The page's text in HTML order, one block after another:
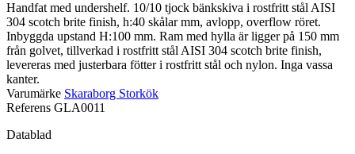
Handfat med undershelf. 10/10 tjock bänkskiva i rostfritt stål AISI
304 scotch brite finish, h:40 skålar mm, avlopp, overflow röret.
Inbyggda upstand H:100 mm. Ram med hylla är ligger på 150 mm
från golvet, tillverkad i rostfritt stål AISI 304 scotch brite finish,
levereras med justerbara fötter i rostfritt stål och nylon. Inga vassa
kanter.
Varumärke Skaraborg Storkök
Referens GLA0011
Datablad